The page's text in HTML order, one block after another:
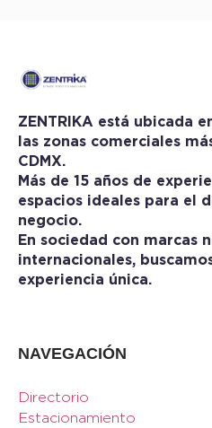
ZENTRIKA está ubicada
las zonas comerciales
CDMX.
Más de 15 años de
espacios ideales para el
negocio.
En sociedad con marcas
internacionales,
experiencia única.
NAVEGACIÓN
Directorio
Estacionamiento